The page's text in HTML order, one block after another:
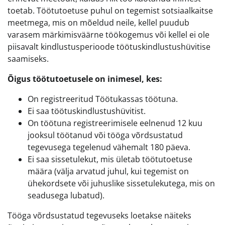
toetab. Töötutoetuse puhul on tegemist sotsiaalkaitse
meetmega, mis on mõeldud neile, kellel puudub
varasem märkimisväärne töökogemus või kellel ei ole
piisavalt kindlustusperioode töötuskindlustushüvitise
saamiseks.
Õigus töötutoetusele on inimesel, kes:
On registreeritud Töötukassas töötuna.
Ei saa töötuskindlustushüvitist.
On töötuna registreerimisele eelnenud 12 kuu
jooksul töötanud või tööga võrdsustatud
tegevusega tegelenud vähemalt 180 päeva.
Ei saa sissetulekut, mis ületab töötutoetuse
määra (välja arvatud juhul, kui tegemist on
ühekordsete või juhuslike sissetulekutega, mis on
seadusega lubatud).
Tööga võrdsustatud tegevuseks loetakse näiteks